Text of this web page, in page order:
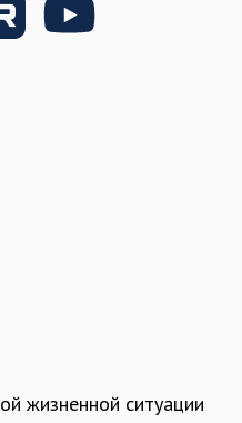
жизненной ситуации